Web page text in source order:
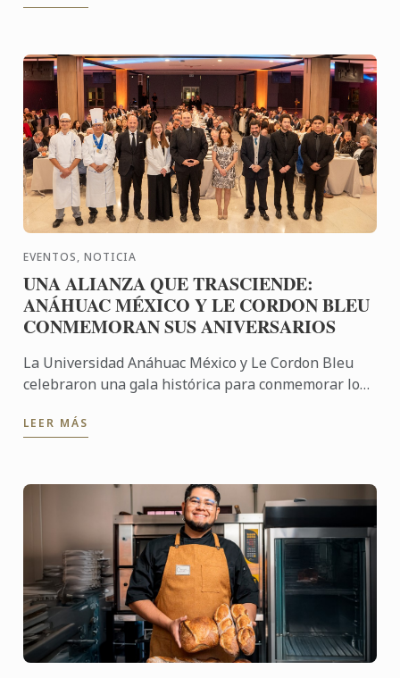
EVENTOS, NOTICIA
UNA ALIANZA QUE TRASCIENDE:
ANÁHUAC MÉXICO Y LE CORDON BLEU
CONMEMORAN SUS ANIVERSARIOS
La Universidad Anáhuac México y Le Cordon Bleu
celebraron una gala histórica para conmemorar los
los 130 años ...
LEER MÁS